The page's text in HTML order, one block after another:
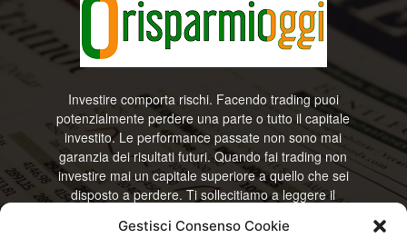
Gestisci Consenso Cookie
Investire comporta rischi. Facendo trading puoi
potenzialmente perdere una parte o tutto il capitale
investito. Le performance passate non sono mai
garanzia dei risultati futuri. Quando fai trading non
investire mai un capitale superiore a quello che sei
disposto a perdere. Ti sollecitiamo a leggere il
RisparmiOggi non offre alcun genere di consulenza